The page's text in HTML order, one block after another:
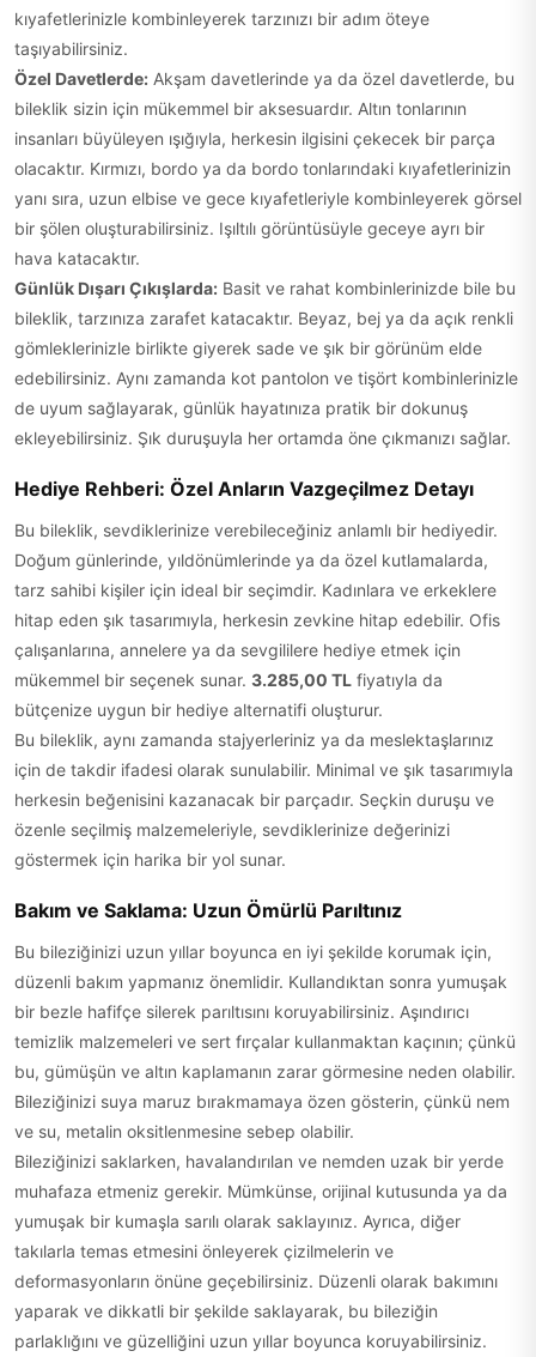
kıyafetlerinizle kombinleyerek tarzınızı bir adım öteye
taşıyabilirsiniz.
Özel Davetlerde: Akşam davetlerinde ya da özel davetlerde, bu
bileklik sizin için mükemmel bir aksesuardır. Altın tonlarının
insanları büyüleyen ışığıyla, herkesin ilgisini çekecek bir parça
olacaktır. Kırmızı, bordo ya da bordo tonlarındaki kıyafetlerinizin
yanı sıra, uzun elbise ve gece kıyafetleriyle kombinleyerek görsel
bir şölen oluşturabilirsiniz. Işıltılı görüntüsüyle geceye ayrı bir
hava katacaktır.
Günlük Dışarı Çıkışlarda: Basit ve rahat kombinlerinizde bile bu
bileklik, tarzınıza zarafet katacaktır. Beyaz, bej ya da açık renkli
gömleklerinizle birlikte giyerek sade ve şık bir görünüm elde
edebilirsiniz. Aynı zamanda kot pantolon ve tişört kombinlerinizle
de uyum sağlayarak, günlük hayatınıza pratik bir dokunuş
ekleyebilirsiniz. Şık duruşuyla her ortamda öne çıkmanızı sağlar.
Hediye Rehberi: Özel Anların Vazgeçilmez Detayı
Bu bileklik, sevdiklerinize verebileceğiniz anlamlı bir hediyedir.
Doğum günlerinde, yıldönümlerinde ya da özel kutlamalarda,
tarz sahibi kişiler için ideal bir seçimdir. Kadınlara ve erkeklere
hitap eden şık tasarımıyla, herkesin zevkine hitap edebilir. Ofis
çalışanlarına, annelere ya da sevgililere hediye etmek için
mükemmel bir seçenek sunar. 3.285,00 TL fiyatıyla da
bütçenize uygun bir hediye alternatifi oluşturur.
Bu bileklik, aynı zamanda stajyerleriniz ya da meslektaşlarınız
için de takdir ifadesi olarak sunulabilir. Minimal ve şık tasarımıyla
herkesin beğenisini kazanacak bir parçadır. Seçkin duruşu ve
özenle seçilmiş malzemeleriyle, sevdiklerinize değerinizi
göstermek için harika bir yol sunar.
Bakım ve Saklama: Uzun Ömürlü Parıltınız
Bu bileziğinizi uzun yıllar boyunca en iyi şekilde korumak için,
düzenli bakım yapmanız önemlidir. Kullandıktan sonra yumuşak
bir bezle hafifçe silerek parıltısını koruyabilirsiniz. Aşındırıcı
temizlik malzemeleri ve sert fırçalar kullanmaktan kaçının; çünkü
bu, gümüşün ve altın kaplamanın zarar görmesine neden olabilir.
Bileziğinizi suya maruz bırakmamaya özen gösterin, çünkü nem
ve su, metalin oksitlenmesine sebep olabilir.
Bileziğinizi saklarken, havalandırılan ve nemden uzak bir yerde
muhafaza etmeniz gerekir. Mümkünse, orijinal kutusunda ya da
yumuşak bir kumaşla sarılı olarak saklayınız. Ayrıca, diğer
takılarla temas etmesini önleyerek çizilmelerin ve
deformasyonların önüne geçebilirsiniz. Düzenli olarak bakımını
yaparak ve dikkatli bir şekilde saklayarak, bu bileziğin
parlaklığını ve güzelliğini uzun yıllar boyunca koruyabilirsiniz.